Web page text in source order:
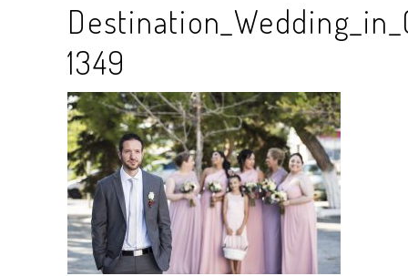
1349